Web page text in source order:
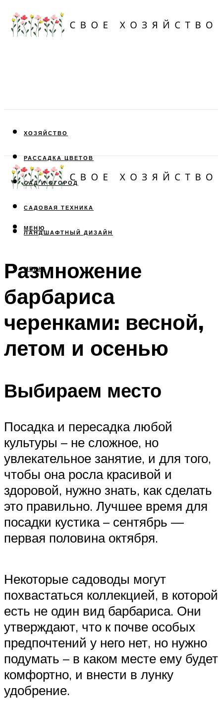
ХОЗЯЙСТВО
РАССАДКА ЦВЕТОВ
САД И ОГОРОД
САДОВАЯ ТЕХНИКА
ЛАНДШАФТНЫЙ ДИЗАЙН
МЕНЮ
МЕНЮ
Размножение
барбариса
черенками: весной,
летом и осенью
Выбираем место
Посадка и пересадка любой
культуры – не сложное, но
увлекательное занятие, и для того,
чтобы она росла красивой и
здоровой, нужно знать, как сделать
это правильно. Лучшее время для
посадки кустика – сентябрь —
первая половина октября.
Некоторые садоводы могут
похвастаться коллекцией, в которой
есть не один вид барбариса. Они
утверждают, что к почве особых
предпочтений у него нет, но нужно
подумать – в каком месте ему будет
комфортно, и внести в лунку
удобрение.